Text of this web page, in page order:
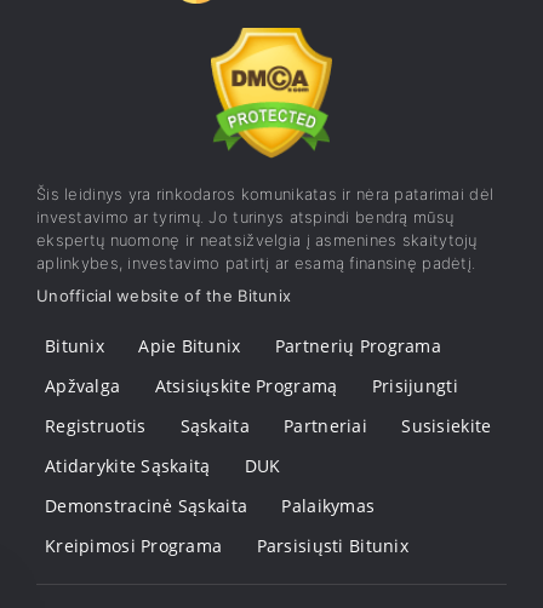
Šis leidinys yra rinkodaros komunikatas ir nėra patarimai dėl
investavimo ar tyrimų. Jo turinys atspindi bendrą mūsų
ekspertų nuomonę ir neatsižvelgia į asmenines skaitytojų
aplinkybes, investavimo patirtį ar esamą finansinę padėtį.
Unofficial website of the Bitunix
Bitunix Apie Bitunix
Partnerių Programa
Apžvalga
Atsisiųskite Programą
Prisijungti
Registruotis
Sąskaita Partneriai
Susisiekite
Atidarykite Sąskaitą
DUK
Demonstracinė Sąskaita
Palaikymas
Kreipimosi Programa
Parsisiųsti Bitunix